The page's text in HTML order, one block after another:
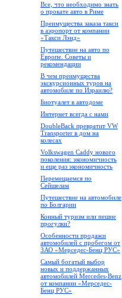
Все, что необходимо знать
о прокате авто в Риме
Преимущества заказа такси
в аэропорт от компании
«Такси Лэнд»
Путешествие на авто по
Европе. Советы и
рекомендации
В чем преимущества
экскурсионных туров на
автомобиле по Израилю?
Биотуалет в автодоме
Интернет всегда с нами
DoubleBack превратит VW
Transporter в дом на
колесах
Volkswagen Caddy нового
поколения: экономичность
и еще раз экономичность
Перемещаемся по
Сейшелам
Путешествие на автомобиле
по Болгарии
Конный туризм или пешие
прогулки?
Особенности продажи
автомобилей с пробегом от
ЗАО «Мерседес-Бенц РУС»
Самый богатый выбор
новых и поддержанных
автомобилей Mercedes-Benz
от компании «Мерседес-
Бенц РУС»